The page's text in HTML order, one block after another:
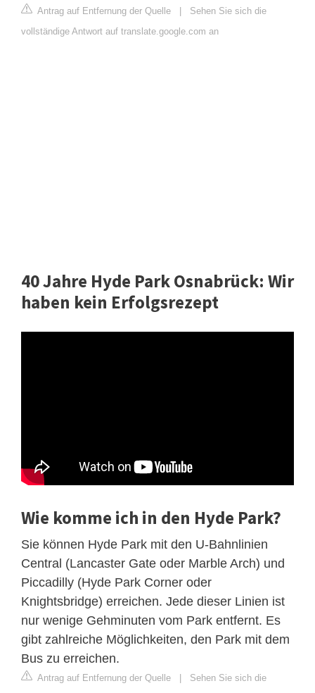
Antrag auf Entfernung der Quelle
Sehen Sie sich die
vollständige Antwort auf translate.google.com an
40 Jahre Hyde Park Osnabrück: Wir
haben kein Erfolgsrezept
Wie komme ich in den Hyde Park?
Sie können Hyde Park mit den U-Bahnlinien
Central (Lancaster Gate oder Marble Arch) und
Piccadilly (Hyde Park Corner oder
Knightsbridge) erreichen. Jede dieser Linien ist
nur wenige Gehminuten vom Park entfernt. Es
gibt zahlreiche Möglichkeiten, den Park mit dem
Bus zu erreichen.
Antrag auf Entfernung der Quelle | Sehen Sie sich die